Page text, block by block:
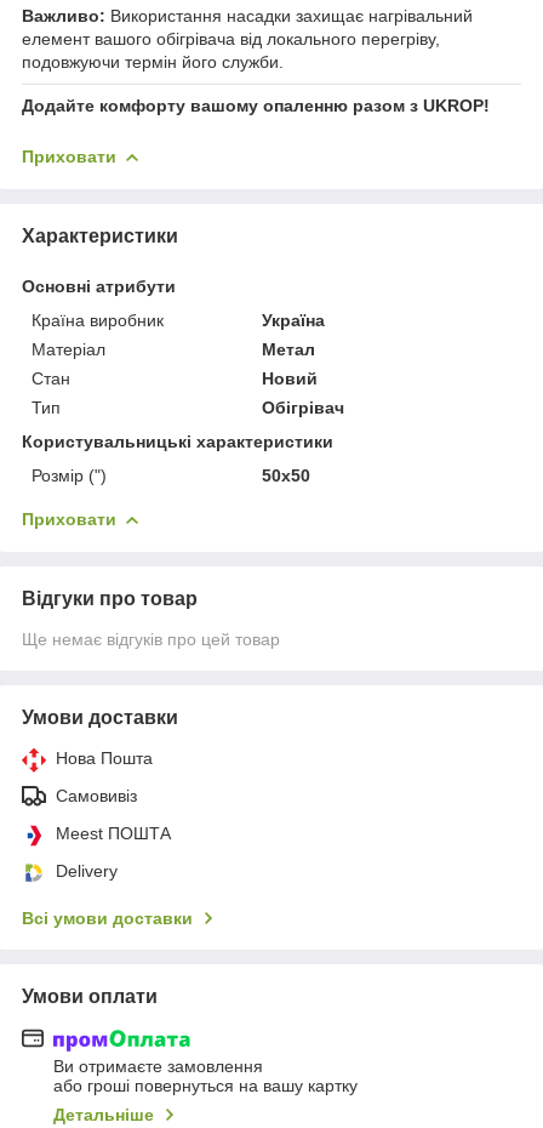
Важливо: Використання насадки захищає нагрівальний
елемент вашого обігрівача від локального перегріву,
подовжуючи термін його служби.
Додайте комфорту вашому опаленню разом з UKROP!
Приховати
Характеристики
Основні атрибути
Країна виробник
Україна
Матеріал
Метал
Стан
Новий
Тип
Обігрівач
Користувальницькі характеристики
Розмір (")
50х50
Приховати
Відгуки про товар
Ще немає відгуків про цей товар
Умови доставки
Нова Пошта
Самовивіз
Meest ПОШТА
Delivery
Всі умови доставки
Умови оплати
Ви отримаєте замовлення
або гроші повернуться на вашу картку
Детальніше